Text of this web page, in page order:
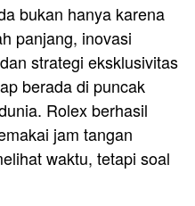
bukan hanya karena
panjang, inovasi
strategi eksklusivitas
berada di puncak
Rolex berhasil
jam tangan
waktu, tetapi soal